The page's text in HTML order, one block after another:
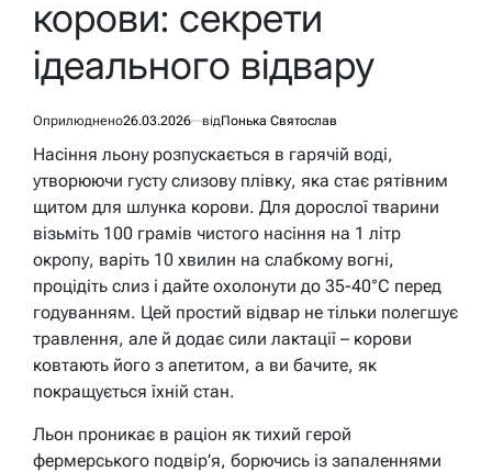
корови: секрети
ідеального відвару
Оприлюднено26.03.2026 відПонька Святослав
Насіння льону розпускається в гарячій воді,
утворюючи густу слизову плівку, яка стає рятівним
щитом для шлунка корови. Для дорослої тварини
візьміть 100 грамів чистого насіння на 1 літр
окропу, варіть 10 хвилин на слабкому вогні,
процідіть слиз і дайте охолонути до 35-40°C перед
годуванням. Цей простий відвар не тільки полегшує
травлення, але й додає сили лактації – корови
ковтають його з апетитом, а ви бачите, як
покращується їхній стан.
Льон проникає в раціон як тихий герой
фермерського подвір’я, борючись із запаленнями